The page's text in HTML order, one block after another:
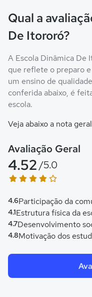
Qual a
De Itororó?
A Escola Dinâmica De
que reflete o preparo
um ensino de
conferida abaixo, é
escola.
Veja abaixo a nota
Avaliação Geral
4.52 /5.0
4.6Participação da
4.1Estrutura física da
4.7Desenvolvimento
4.8Motivação dos